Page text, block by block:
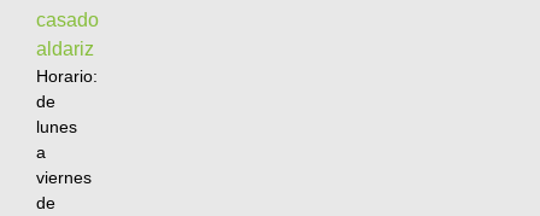
Horario:
de
lunes
a
viernes
de